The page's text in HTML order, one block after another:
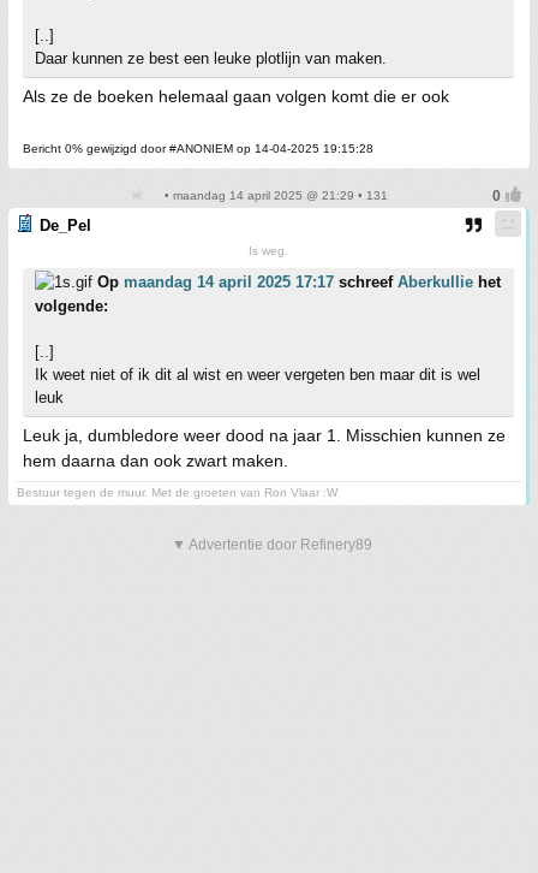
[..]
Daar kunnen ze best een leuke plotlijn van maken.
Als ze de boeken helemaal gaan volgen komt die er ook
Bericht 0% gewijzigd door #ANONIEM op 14-04-2025 19:15:28
• maandag 14 april 2025 @ 21:29 • 131
De_Pel
Is weg.
Op maandag 14 april 2025 17:17 schreef Aberkullie het
volgende:
[..]
Ik weet niet of ik dit al wist en weer vergeten ben maar dit is wel
leuk
Leuk ja, dumbledore weer dood na jaar 1. Misschien kunnen ze
hem daarna dan ook zwart maken.
Bestuur tegen de muur. Met de groeten van Ron Vlaar :W
▼ Advertentie door Refinery89